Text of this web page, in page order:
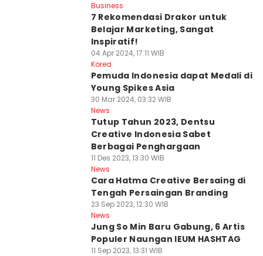
Business
7 Rekomendasi Drakor untuk
Belajar Marketing, Sangat
Inspiratif!
04 Apr 2024, 17:11 WIB
Korea
Pemuda Indonesia dapat Medali di
Young Spikes Asia
30 Mar 2024, 03:32 WIB
News
Tutup Tahun 2023, Dentsu
Creative Indonesia Sabet
Berbagai Penghargaan
11 Des 2023, 13:30 WIB
News
Cara Hatma Creative Bersaing di
Tengah Persaingan Branding
23 Sep 2023, 12:30 WIB
News
Jung So Min Baru Gabung, 6 Artis
Populer Naungan IEUM HASHTAG
11 Sep 2023, 13:31 WIB